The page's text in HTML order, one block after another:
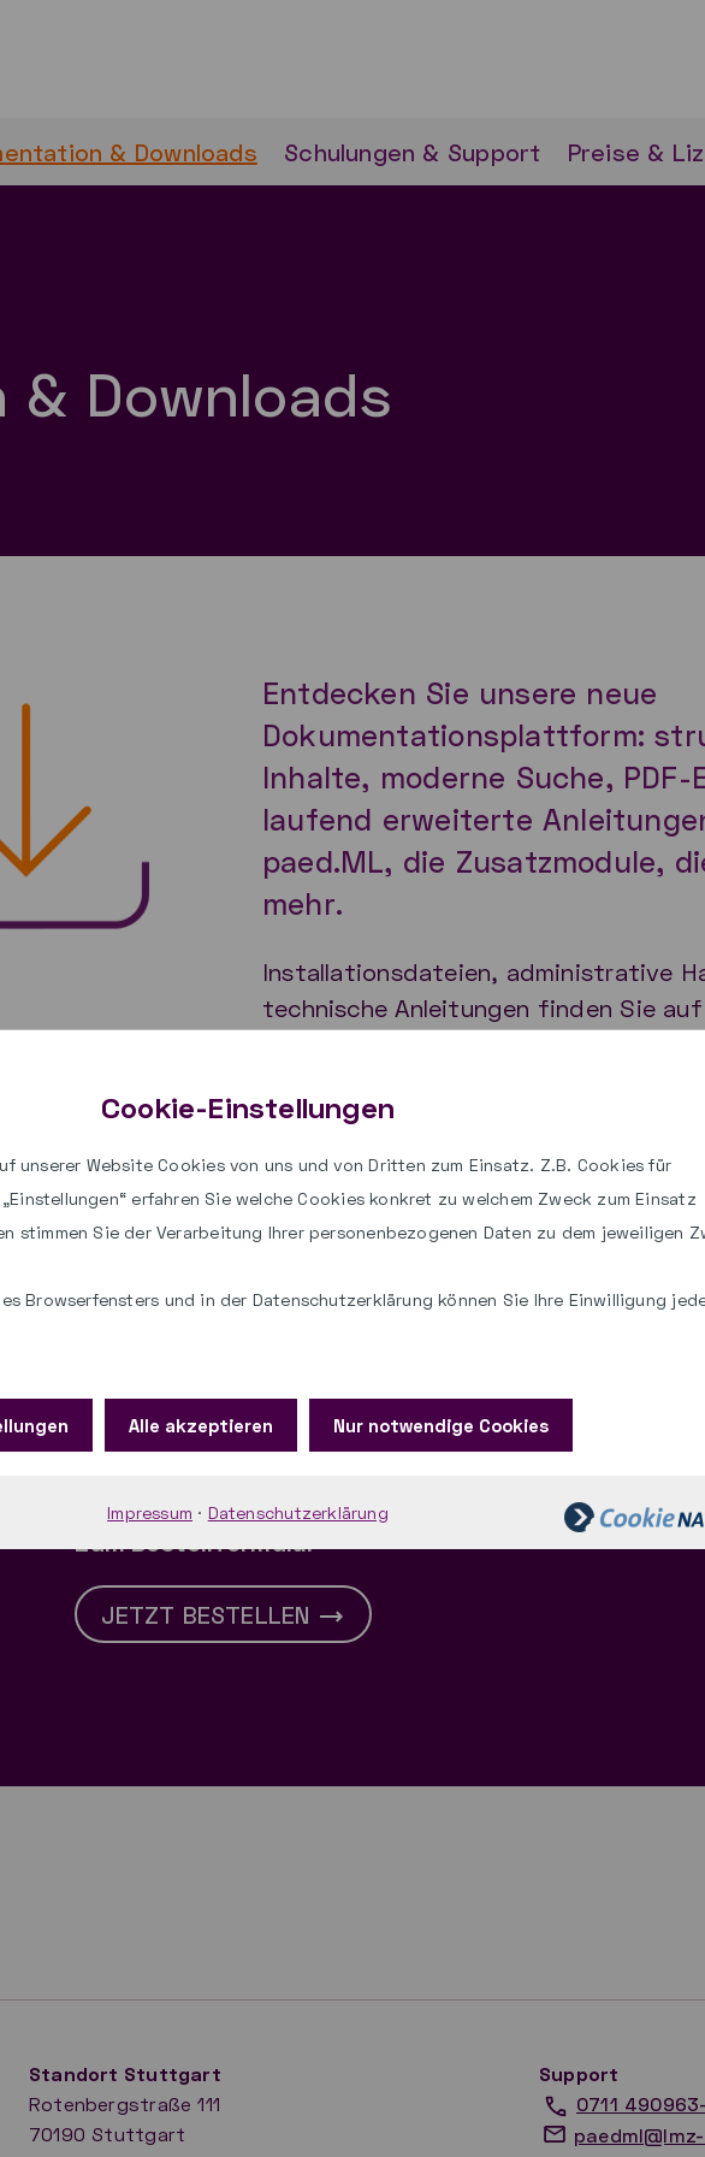
Cookie-Einstellungen
unserer Website Cookies von uns und von Dritten zum Einsatz. Z.B. Cookies für
erfahren Sie welche Cookies konkret zu welchem Zweck zum Einsatz
stimmen Sie der Verarbeitung Ihrer personenbezogenen Daten zu dem jeweiligen
Browserfensters und in der Datenschutzerklärung können Sie Ihre Einwilligung
Alle akzeptieren Nur notwendige Cookies
Impressum · Datenschutzerklärung
& Downloads Schulungen & Support Preise &
Downloads
Entdecken Sie unsere neue
Dokumentationsplattform:
Inhalte, moderne Suche,
laufend erweiterte
paed.ML, die Zusatzmodule,
mehr.
Installationsdateien, administrative
technische Anleitungen finden Sie auf
JETZT BESTELLEN
Standort Stuttgart
Rotenbergstraße 111
70190 Stuttgart
Support
0711